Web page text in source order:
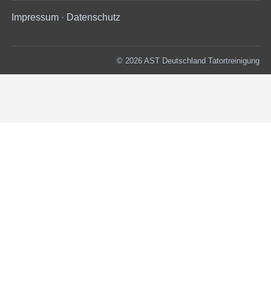
Impressum · Datenschutz
© 2026 AST Deutschland Tatortreinigung